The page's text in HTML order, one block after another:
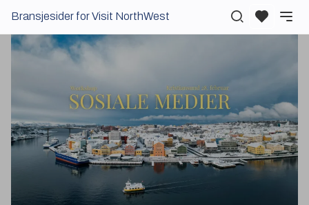
Bransjesider for Visit NorthWest